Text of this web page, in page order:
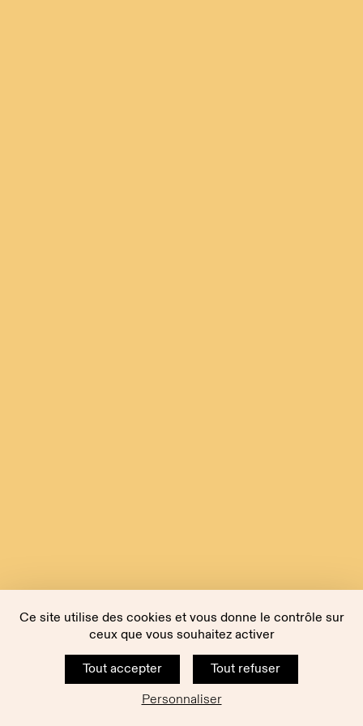
Ce site utilise des cookies et vous donne le contrôle sur
ceux que vous souhaitez activer
Tout accepter
Tout refuser
Personnaliser